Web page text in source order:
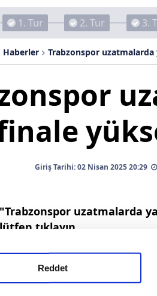
Reddet
1. Tur 2. Tur 3.
Haberler Trabzonspor
Giriş Tarihi: 02 Nisan 2025 20:29
"Trabzonspor uzatmalarda
lütfen tıklayın...